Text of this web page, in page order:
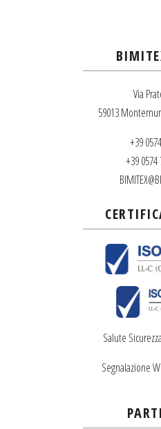
Via
59013
+39
+39 0574
Salute
Segnalazione